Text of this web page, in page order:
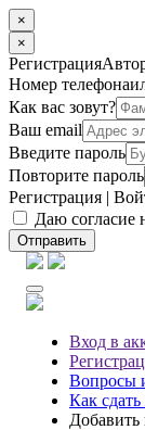
×
×
Регистрация
Номер телефона
Как вас зовут?
Ваш email
Введите пароль
Повторите пароль
Регистрация |
Даю согласие
Отправить
Вход в
Вопросы
Как
Добавить